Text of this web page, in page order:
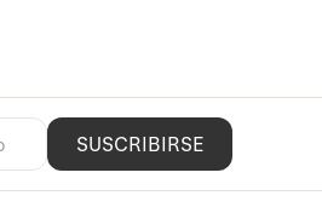
SUSCRIBIRSE